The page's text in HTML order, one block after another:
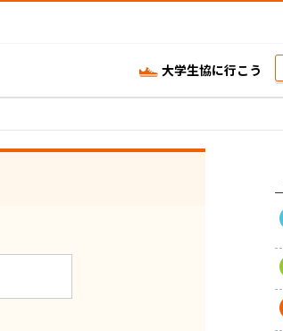
大学生協に行こう